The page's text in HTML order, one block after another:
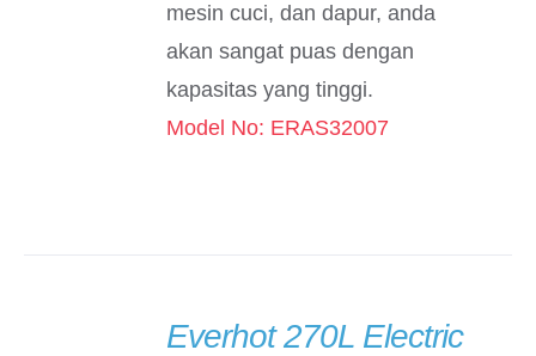
mesin cuci, dan dapur, anda
akan sangat puas dengan
kapasitas yang tinggi.
Model No: ERAS32007
Everhot 270L Electric